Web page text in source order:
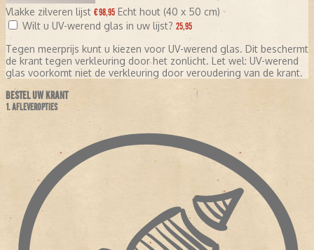
Vlakke zilveren lijst € 98,95 Echt hout (40 x 50 cm)
Wilt u UV-werend glas in uw lijst? 25,95
Tegen meerprijs kunt u kiezen voor UV-werend glas. Dit beschermt
de krant tegen verkleuring door het zonlicht. Let wel: UV-werend
glas voorkomt niet de verkleuring door veroudering van de krant.
BESTEL UW KRANT
1. AFLEVEROPTIES